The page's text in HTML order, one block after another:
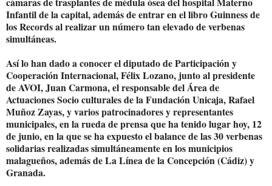
Infantil de la capital, además de entrar en el libro Guinness de
los Records al realizar un número tan elevado de verbenas
simultáneas.
Así lo han dado a conocer el diputado de Participación y
Cooperación Internacional, Félix Lozano, junto al presidente
de AVOI, Juan Carmona, el responsable del Área de
Actuaciones Socio culturales de la Fundación Unicaja, Rafael
Muñoz Zayas, y varios patrocinadores y representantes
municipales, en la rueda de prensa que ha tenido lugar hoy, 12
de junio, en la que se ha expuesto el balance de las 30 verbenas
solidarias realizadas simultáneamente en los municipios
malagueños, además de La Línea de la Concepción (Cádiz) y
Granada.